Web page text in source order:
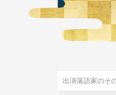
出演落語家のそ